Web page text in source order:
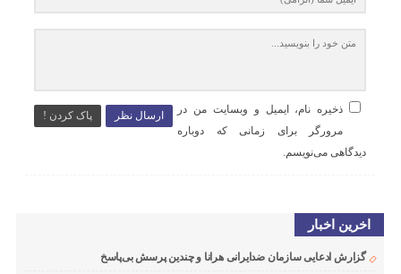
ارسال نظر پاک کردن !
ذخیره نام، ایمیل و وبسایت من در
مرورگر برای زمانی که دوباره
دیدگاهی می‌نویسم.
اخرین اخبار
گزارش ادعایی سازمان ضدایرانی هرانا و چندین پرسش بی‌پاسخ